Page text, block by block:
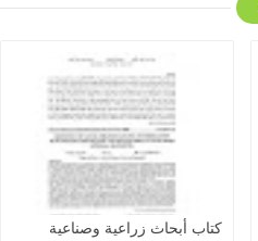
كتاب أبحاث زراعية وصناعية